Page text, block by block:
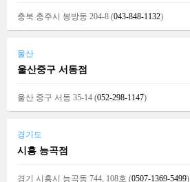
충북 충주시 봉방동 204-8 (043-848-1132)
울산
울산중구 서동점
울산 중구 서동 35-14 (052-298-1147)
경기도
시흥 능곡점
경기 시흥시 능곡동 744, 108호 (0507-1369-5499)